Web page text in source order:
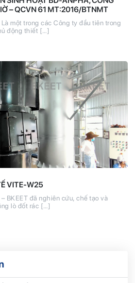
– QCVN 61 MT:2016/BTNMT
một trong các Công ty đầu tiên trong
động thiết […]
VITE-W25
BKEET đã nghiên cứu, chế tạo và
lò đốt rác […]